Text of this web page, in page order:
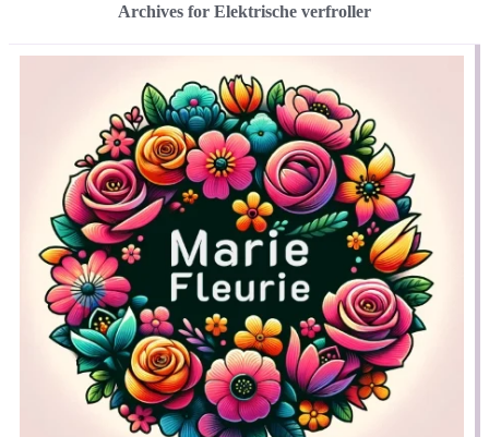
Archives for Elektrische verfroller